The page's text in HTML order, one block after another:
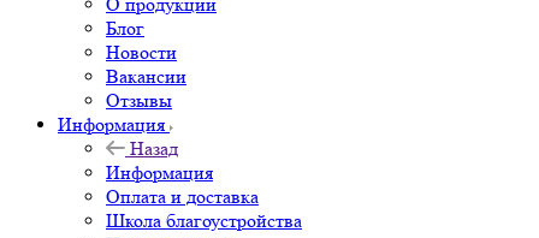
Блог
Новости
Вакансии
Отзывы
Информация
Назад
Информация
Оплата и доставка
Школа благоустройства